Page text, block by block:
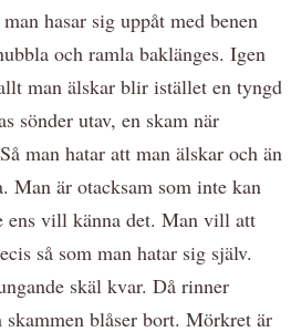
man hasar sig uppåt med benen
och ramla baklänges. Igen
man älskar blir istället en tyngd
sönder utav, en skam när
man hatar att man älskar och än
Man är otacksam som inte kan
ens vill känna det. Man vill att
så som man hatar sig själv.
skäl kvar. Då rinner
blåser bort. Mörkret är